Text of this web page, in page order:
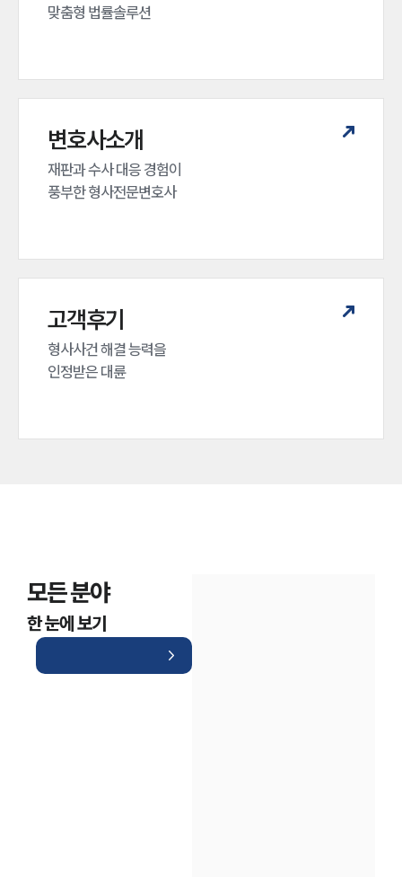
맞춤형 법률솔루션
변호사소개
재판과 수사 대응 경험이
풍부한 형사전문변호사
고객후기
형사사건 해결 능력을
인정받은 대륜
모든 분야
한 눈에 보기